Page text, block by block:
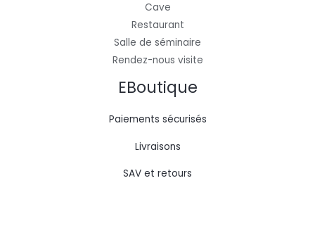
Cave
Restaurant
Salle de séminaire
Rendez-nous visite
EBoutique
Paiements sécurisés
Livraisons
SAV et retours